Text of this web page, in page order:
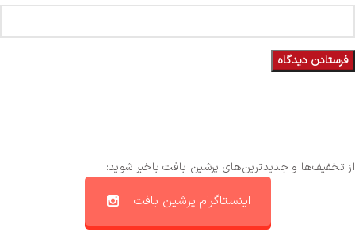
از تخفیف‌ها و جدیدترین‌های پرشین بافت باخبر شوید:
اینستاگرام پرشین بافت